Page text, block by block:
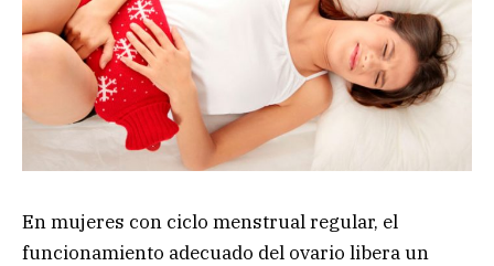
En mujeres con ciclo menstrual regular, el
funcionamiento adecuado del ovario libera un